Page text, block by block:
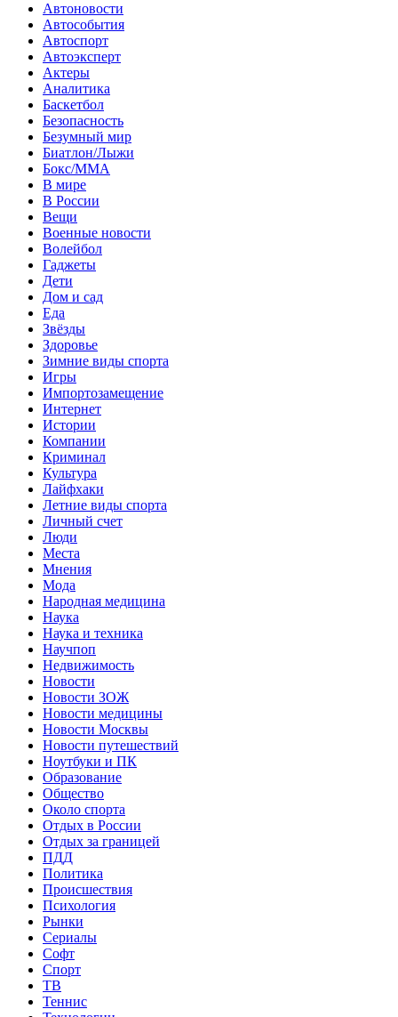
Автоновости
Автособытия
Автоспорт
Автоэксперт
Актеры
Аналитика
Баскетбол
Безопасность
Безумный мир
Биатлон/Лыжи
Бокс/MMA
В мире
В России
Вещи
Военные новости
Волейбол
Гаджеты
Дети
Дом и сад
Еда
Звёзды
Здоровье
Зимние виды спорта
Игры
Импортозамещение
Интернет
Истории
Компании
Криминал
Культура
Лайфхаки
Летние виды спорта
Личный счет
Люди
Места
Мнения
Мода
Народная медицина
Наука
Наука и техника
Научпоп
Недвижимость
Новости
Новости ЗОЖ
Новости медицины
Новости Москвы
Новости путешествий
Ноутбуки и ПК
Образование
Общество
Около спорта
Отдых в России
Отдых за границей
ПДД
Политика
Происшествия
Психология
Рынки
Сериалы
Софт
Спорт
ТВ
Теннис